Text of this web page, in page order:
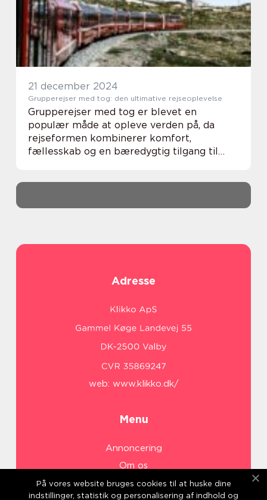
21 december 2024
Grupperejser med tog: den ultimative rejseoplevelse
Grupperejser med tog er blevet en
populær måde at opleve verden på, da
rejseformen kombinerer komfort,
fællesskab og en bæredygtig tilgang til
Adresse
web: www.klikko.dk/
Menu
Annoncering
Om os
Cookies
På vores website bruges cookies til at huske dine
indstillinger, statistik og personalisering af indhold og